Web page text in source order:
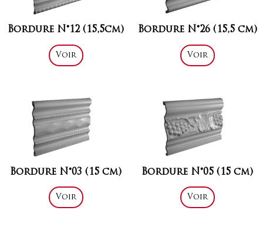
Bordure N°12 (15,5cm)
Voir
Bordure N°26 (15,5 cm)
Voir
Bordure N°03 (15 cm)
Voir
Bordure N°05 (15 cm)
Voir